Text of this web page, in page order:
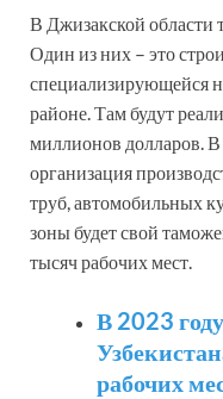
В Джизакской области
Один из них – это
специализирующейся
районе. Там будут
миллионов долларов. В
организация
труб, автомобильных
зоны будет свой
тысяч рабочих мест.
В 2023
рабочих